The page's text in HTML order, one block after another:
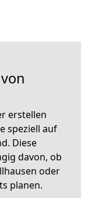
erstellen
speziell auf
Diese
davon, ob
oder
planen.